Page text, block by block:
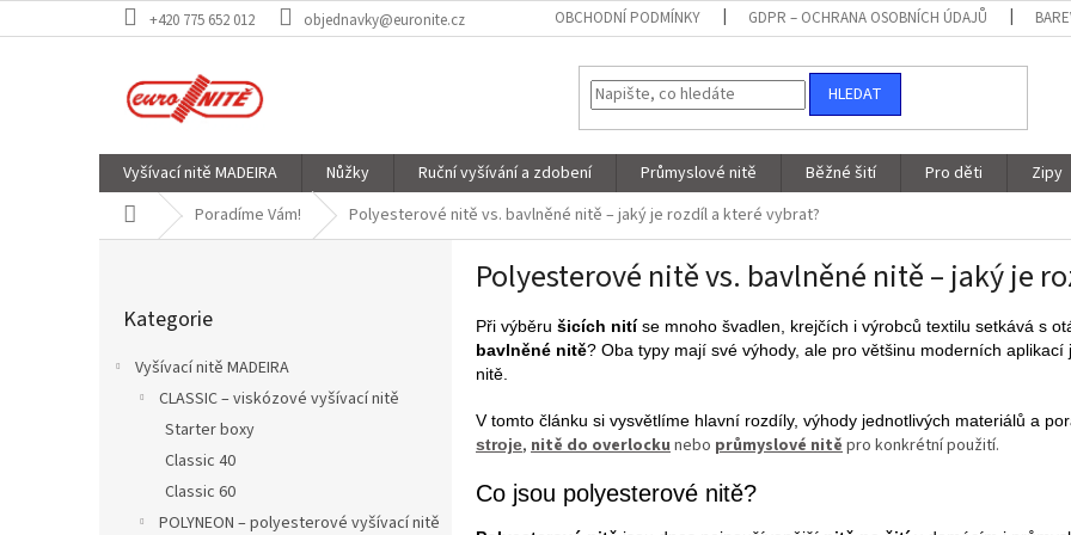
na
+420 775 652 012 objednavky@euronite.cz OBCHODNÍ PODMÍNKY GDPR – OCHRANA OSOBNÍCH ÚDAJŮ
HLEDAT
Vyšívací nitě MADEIRA Nůžky Ruční vyšívání a zdobení Průmyslové nitě Běžné šití Pro děti Zipy
Domů Poradíme Vám! Polyesterové nitě vs. bavlněné nitě – jaký je rozdíl a které vybrat?
kategorie
Kategorie
Vyšívací nitě MADEIRA
CLASSIC – viskózové vyšívací nitě
Starter boxy
Classic 40
Classic 60
POLYNEON – polyesterové vyšívací nitě
Polyesterové nitě vs. bavlněné nitě – jaký je
Při výběru šicích nitíse mnoho švadlen, krejčích i výrobců textilu setkává s
bavlněné nitě? Oba typy mají své výhody, ale pro většinu moderních
nitě.
V tomto článku si vysvětlíme hlavní rozdíly, výhody jednotlivých materiálů a
stroje, nitě do overlocku nebo průmyslové nitě pro konkrétní použití.
Co jsou polyesterové nitě?